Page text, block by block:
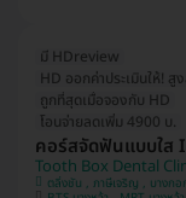
มี HDreview
ถูกที่สุดเมื่อจองกับ HD
โอนจ่ายลดเพิ่ม 4900 บ.
คอร์สจัดฟันแบบใส
Tooth Box Dental
ตลิ่งชัน , ภาษีเจริ